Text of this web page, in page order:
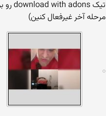
مرحله آخر غیرفعال کنین)